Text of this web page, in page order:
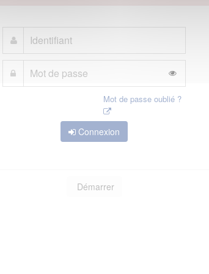
Mot de passe oublié ?
Connexion
Démarrer